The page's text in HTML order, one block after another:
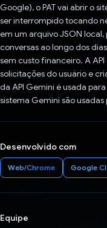
Google), o PAT vai abrir o
ser interrompido tocando
em um arquivo JSON
conversas ao longo dos
sem custo financeiro. A
solicitações do usuário e
da API Gemini é usada
sistema Gemini são usadas
Desenvolvido com
Web/Chrome Google
Equipe